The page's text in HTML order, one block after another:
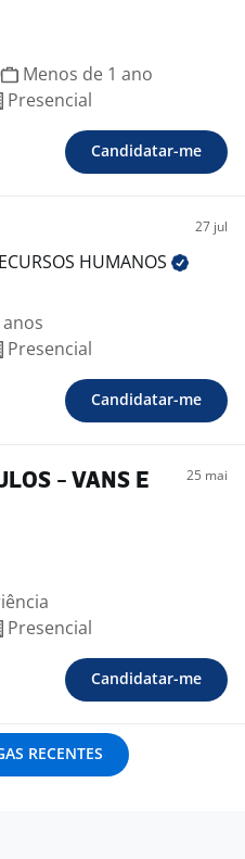
Menos de 1 ano
Presencial
Candidatar-me
27 jul
HUMANOS
Presencial
Candidatar-me
- VANS E
25 mai
Presencial
Candidatar-me
RECENTES